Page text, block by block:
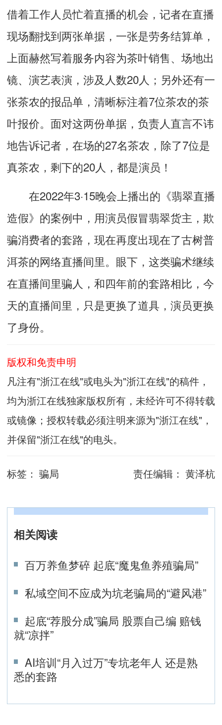
借着工作人员忙着直播的机会，记者在直播
现场翻找到两张单据，一张是劳务结算单，
上面赫然写着服务内容为茶叶销售、场地出
镜、演艺表演，涉及人数20人；另外还有一
张茶农的报品单，清晰标注着7位茶农的茶
叶报价。面对这两份单据，负责人直言不讳
地告诉记者，在场的27名茶农，除了7位是
真茶农，剩下的20人，都是演员！
在2022年3·15晚会上播出的《翡翠直播
造假》的案例中，用演员假冒翡翠货主，欺
骗消费者的套路，现在再度出现在了古树普
洱茶的网络直播间里。眼下，这类骗术继续
在直播间里骗人，和四年前的套路相比，今
天的直播间里，只是更换了道具，演员更换
了身份。
版权和免责申明
凡注有"浙江在线"或电头为"浙江在线"的稿件，
均为浙江在线独家版权所有，未经许可不得转载
或镜像；授权转载必须注明来源为"浙江在线"，
并保留"浙江在线"的电头。
标签： 骗局 责任编辑： 黄泽杭
相关阅读
百万养鱼梦碎 起底“魔鬼鱼养殖骗局”
私域空间不应成为坑老骗局的“避风港”
起底“荐股分成”骗局 股票自己编 赔钱
就“凉拌”
AI培训“月入过万”专坑老年人 还是熟
悉的套路